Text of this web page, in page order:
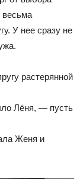
весьма
У нее сразу не
растерянной
Лёня, — пусть
Женя и